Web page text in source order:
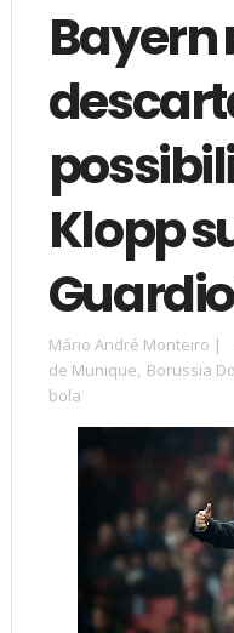
Bayern
Klopp
Mário André Monteiro |
de Munique, Borussia
bola